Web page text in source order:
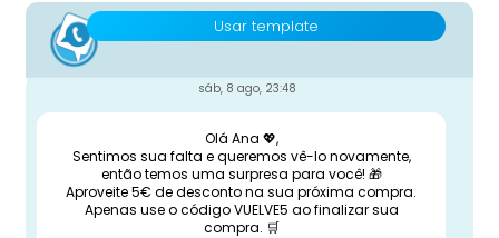
Usar template
sáb, 8 ago, 23:48
Olá Ana 💖,
Sentimos sua falta e queremos vê-lo novamente,
então temos uma surpresa para você! 🎁
Aproveite 5€ de desconto na sua próxima compra.
Apenas use o código VUELVE5 ao finalizar sua
compra. 🛒